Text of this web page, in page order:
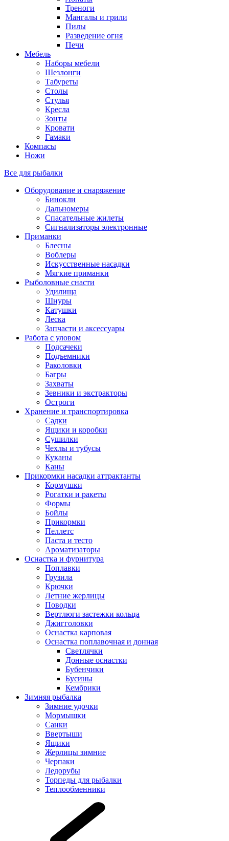
Треноги
Мангалы и грили
Пилы
Разведение огня
Печи
Мебель
Наборы мебели
Шезлонги
Табуреты
Столы
Стулья
Кресла
Зонты
Кровати
Гамаки
Компасы
Ножи
Все для рыбалки
Оборудование и снаряжение
Бинокли
Дальномеры
Спасательные жилеты
Сигнализаторы электронные
Приманки
Блесны
Воблеры
Искусственные насадки
Мягкие приманки
Рыболовные снасти
Удилища
Шнуры
Катушки
Леска
Запчасти и аксессуары
Работа с уловом
Подсачеки
Подъемники
Раколовки
Багры
Захваты
Зевники и экстракторы
Остроги
Хранение и транспортировка
Садки
Ящики и коробки
Сушилки
Чехлы и тубусы
Куканы
Каны
Прикормки насадки аттрактанты
Кормушки
Рогатки и ракеты
Формы
Бойлы
Прикормки
Пеллетс
Паста и тесто
Ароматизаторы
Оснастка и фурнитура
Поплавки
Грузила
Крючки
Летние жерлицы
Поводки
Вертлюги застежки кольца
Джигголовки
Оснастка карповая
Оснастка поплавочная и донная
Светлячки
Донные оснастки
Бубенчики
Бусины
Кембрики
Зимняя рыбалка
Зимние удочки
Мормышки
Санки
Ввертыши
Ящики
Жерлицы зимние
Черпаки
Ледорубы
Торпеды для рыбалки
Теплообменники